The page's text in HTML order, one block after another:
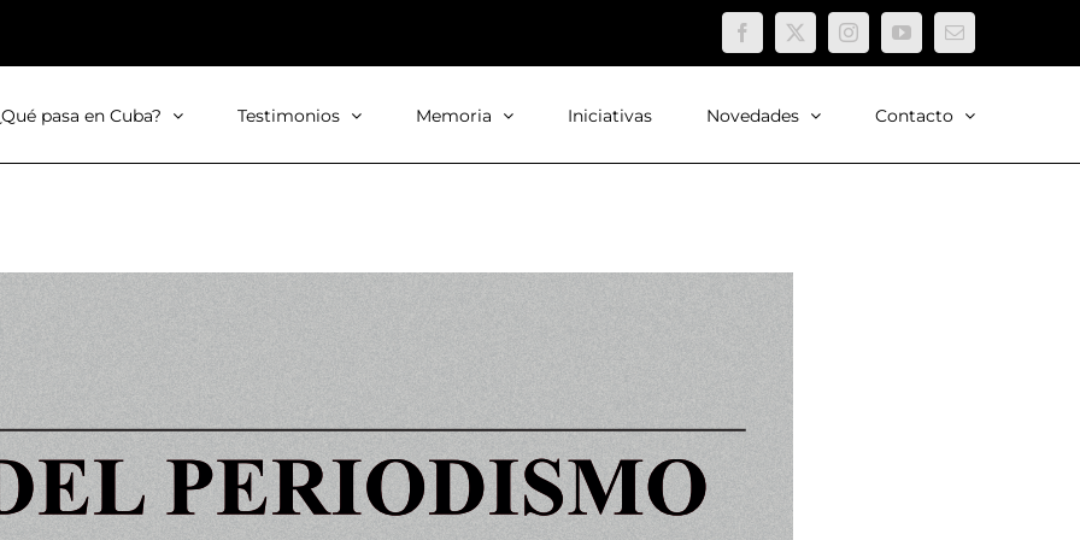
Facebook
X InstagramYouTubeCorreo
electrónico
pasa en Cuba? Testimonios Memoria Iniciativas Novedades Contacto